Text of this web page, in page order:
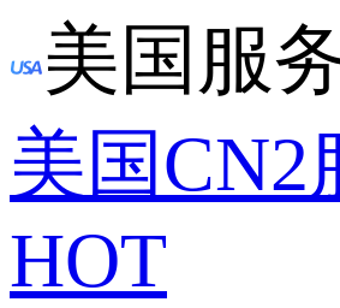
美国服
美国CN2
HOT